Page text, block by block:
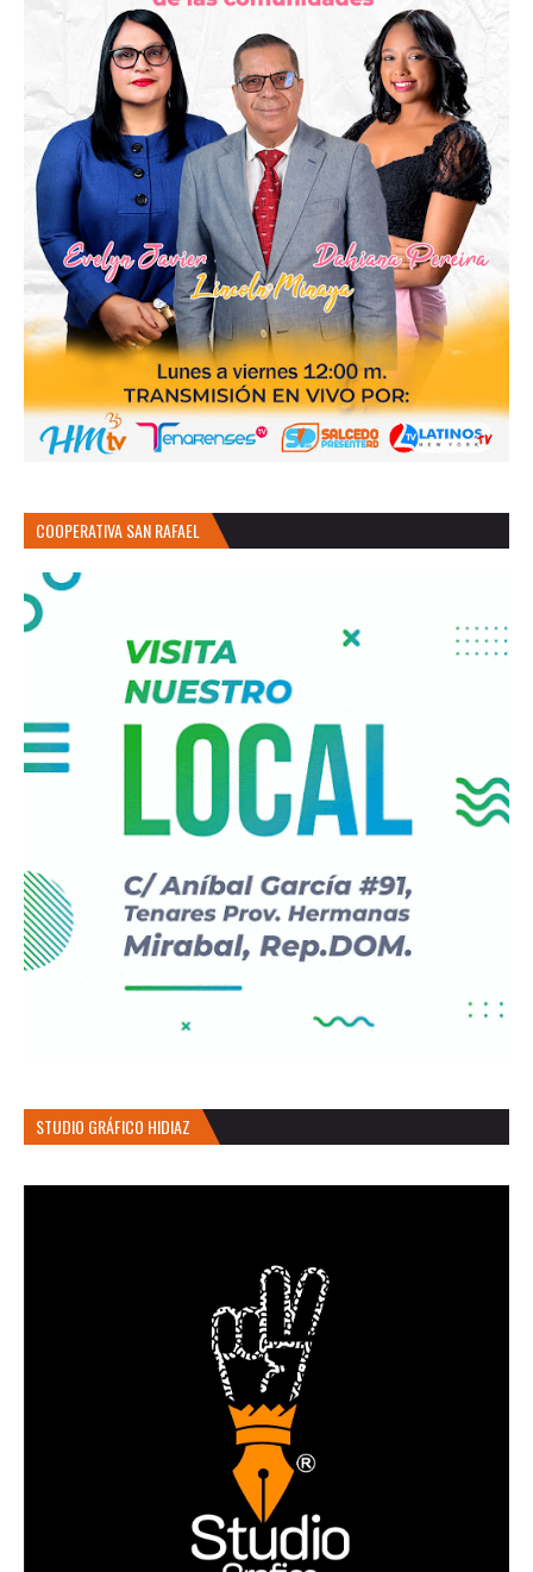
COOPERATIVA SAN RAFAEL
STUDIO GRÁFICO HIDIAZ